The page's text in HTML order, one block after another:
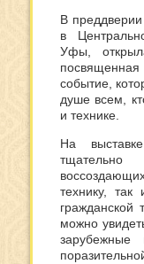
В
в
Уфы,
посвященная
событие,
душе всем,
и технике.
На
тщательно
технику, так
гражданской
можно